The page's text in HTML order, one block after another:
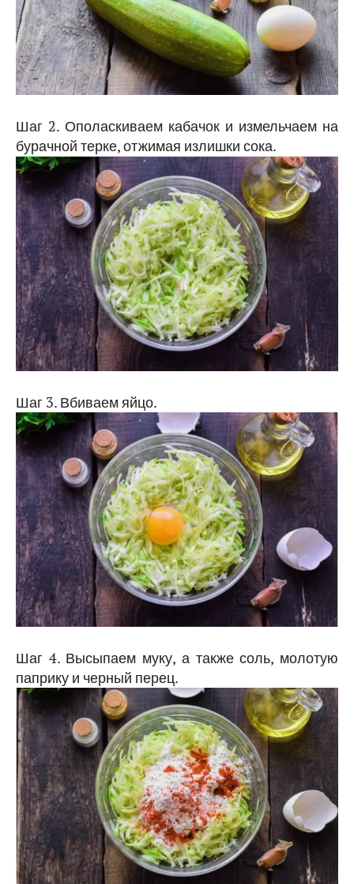
Шаг 2. Ополаскиваем кабачок и измельчаем на
бурачной терке, отжимая излишки сока.
Шаг 3. Вбиваем яйцо.
Шаг 4. Высыпаем муку, а также соль, молотую
паприку и черный перец.